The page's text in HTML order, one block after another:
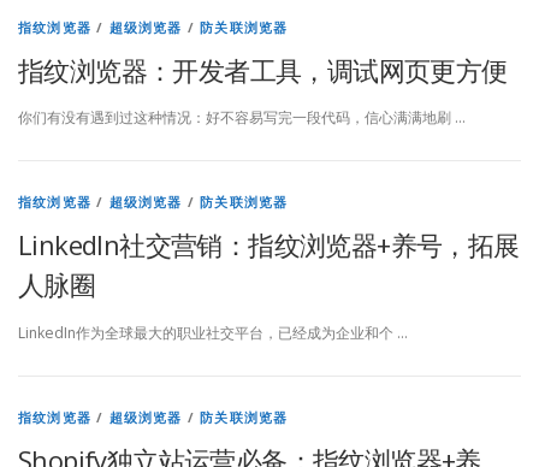
指纹浏览器 / 超级浏览器 /防关联浏览器
指纹浏览器：开发者工具，调试网页更方便
你们有没有遇到过这种情况：好不容易写完一段代码，信心满满地刷 …
指纹浏览器 / 超级浏览器 /防关联浏览器
LinkedIn社交营销：指纹浏览器+养号，拓展
人脉圈
LinkedIn作为全球最大的职业社交平台，已经成为企业和个 …
指纹浏览器 / 超级浏览器 /防关联浏览器
Shopify独立站运营必备：指纹浏览器+养